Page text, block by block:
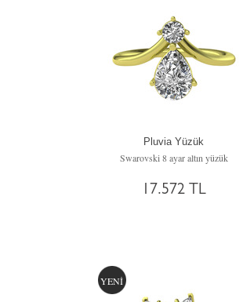
Pluvia Yüzük
Swarovski 8 ayar altın yüzük
17.572 TL
YENİ